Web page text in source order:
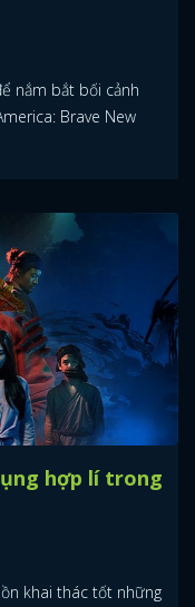
nắm bắt bối cảnh
Brave New
hợp lí trong
khai thác tốt những